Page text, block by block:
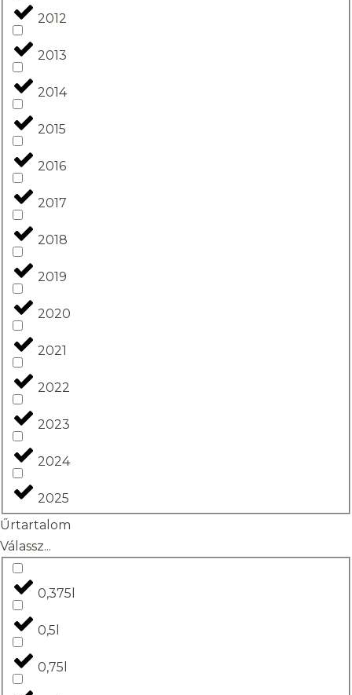
2012
2013
2014
2015
2016
2017
2018
2019
2020
2021
2022
2023
2024
2025
Űrtartalom
Válassz...
0,375l
0,5l
0,75l